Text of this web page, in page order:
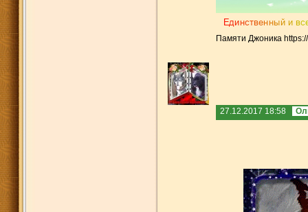
Памяти Джоника
27.12.2017 18:58